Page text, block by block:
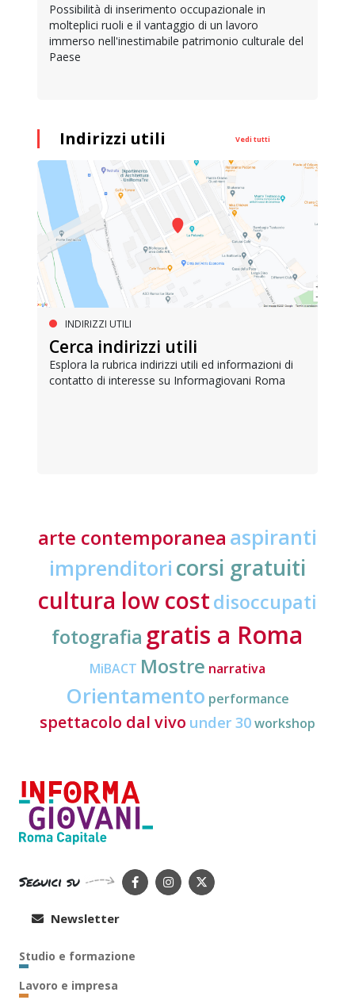
Possibilità di inserimento occupazionale in
molteplici ruoli e il vantaggio di un lavoro
immerso nell'inestimabile patrimonio culturale del
Paese
Indirizzi utili Vedi tutti
INDIRIZZI UTILI
Cerca indirizzi utili
Esplora la rubrica indirizzi utili ed informazioni di
contatto di interesse su Informagiovani Roma
arte contemporanea aspiranti
imprenditori corsi gratuiti
cultura low costdisoccupati
fotografia gratis a Roma
MiBACT Mostre narrativa
Orientamento performance
spettacolo dal vivo under 30workshop
Seguici su
Newsletter
Studio e formazione
Lavoro e impresa